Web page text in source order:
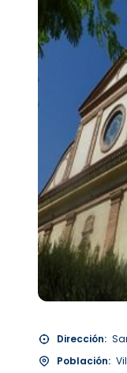
Dirección:
Población: